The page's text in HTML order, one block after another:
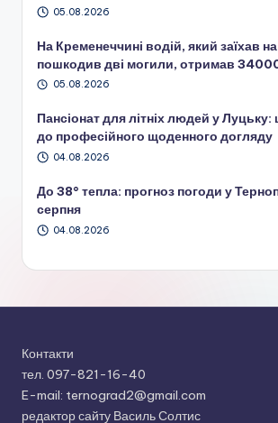
05.08.2026
На Кременеччині водій, який заїхав
пошкодив дві могили, отримав
05.08.2026
Пансіонат для літніх людей у
до професійного щоденного догляду
04.08.2026
До 38° тепла: прогноз погоди у
серпня
04.08.2026
Контакти
тел. 097-821-16-40
E-mail: ternograd2@gmail.com
редактор сайту Василь Солтис